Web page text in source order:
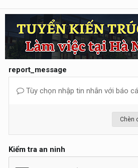
report_message
Tùy chọn nhập tin nhắn với báo
Chèn
Kiểm tra an ninh